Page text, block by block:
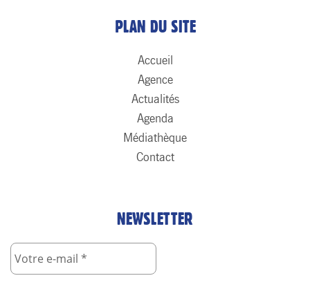
PLAN DU SITE
Accueil
Agence
Actualités
Agenda
Médiathèque
Contact
NEWSLETTER